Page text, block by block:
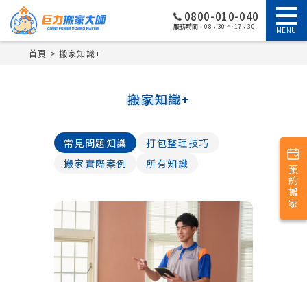
預約搬家
0800-010-040
服務時間：08：30 ～ 17：30 MENU
首頁 搬家知識+
搬家知識+
常見問題知識
打包整理技巧
搬家實際案例
所有知識